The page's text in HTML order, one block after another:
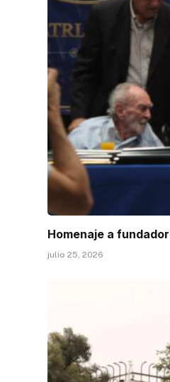
Homenaje a
julio 25, 2026